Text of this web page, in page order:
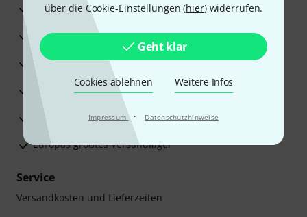
über die Cookie-Einstellungen (hier) widerrufen.
Geht klar
Cookies ablehnen Weitere Infos
Impressum · Datenschutzhinweise
3 Jahre Thomann Garantie
30 Tage Money-Back-Garantie
Reparaturservice
Beratung durch Fachexperten
Zufriedenheitsgarantie
Europas größtes Versandlager
Service
Versandkosten und Lieferzeiten